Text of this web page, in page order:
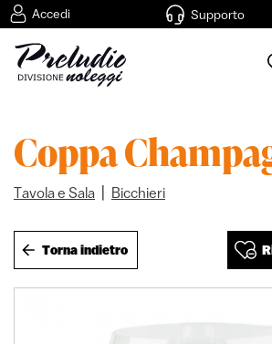
Accedi Supporto
Coppa
Tavola e Sala Bicchieri
Torna indietro